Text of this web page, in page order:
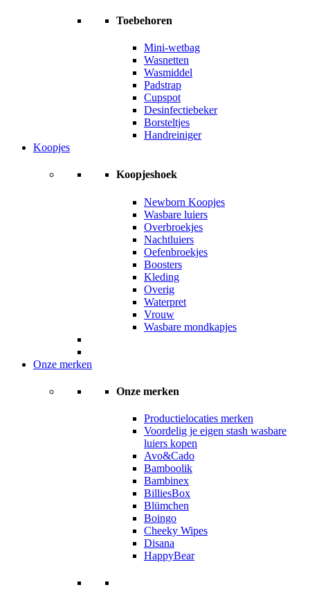
Toebehoren
Mini-wetbag
Wasnetten
Wasmiddel
Padstrap
Cupspot
Desinfectiebeker
Borsteltjes
Handreiniger
Koopjes
Koopjeshoek
Newborn Koopjes
Wasbare luiers
Overbroekjes
Nachtluiers
Oefenbroekjes
Boosters
Kleding
Overig
Waterpret
Vrouw
Wasbare mondkapjes
Onze merken
Onze merken
Productielocaties merken
Voordelig je eigen stash wasbare
luiers kopen
Avo&Cado
Bamboolik
Bambinex
BilliesBox
Blümchen
Boingo
Cheeky Wipes
Disana
HappyBear